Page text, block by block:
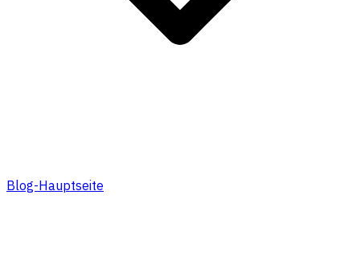
Blog-Hauptseite